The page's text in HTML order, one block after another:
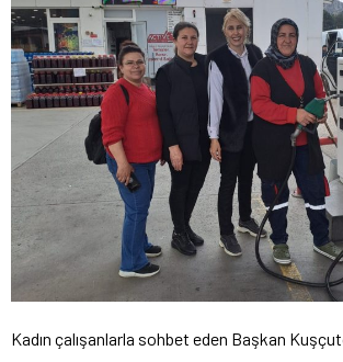
Kadın çalışanlarla sohbet eden Başkan